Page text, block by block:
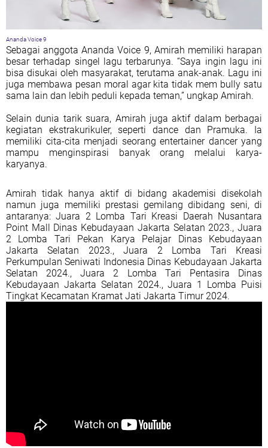
Ananda Voice 9
Sebagai anggota Ananda Voice 9, Amirah memiliki harapan
besar terhadap singel lagu terbarunya. “Saya ingin lagu ini
bisa disukai oleh masyarakat, terutama anak-anak. Lagu ini
juga membawa pesan moral agar kita tidak mem bully satu
sama lain dan lebih peduli kepada teman,” ungkap Amirah.
Selain dunia tarik suara, Amirah juga aktif dalam berbagai
kegiatan ekstrakurikuler, seperti dance dan Pramuka. Ia
memiliki cita-cita menjadi seorang entertainer dancer yang
mampu menginspirasi banyak orang melalui karya-
karyanya.
Amirah tidak hanya aktif di bidang akademisi disekolah
namun juga memiliki prestasi gemilang dibidang seni, di
antaranya: Juara 2 Lomba Tari Kreasi Daerah Nusantara
Point Mall Dinas Kebudayaan Jakarta Selatan 2023., Juara
2 Lomba Tari Pekan Karya Pelajar Dinas Kebudayaan
Jakarta Selatan 2023., Juara 2 Lomba Tari Kreasi
Perkumpulan Seniwati Indonesia Dinas Kebudayaan Jakarta
Selatan 2024., Juara 2 Lomba Tari Pentasira Dinas
Kebudayaan Jakarta Selatan 2024., Juara 1 Lomba Puisi
Tingkat Kecamatan Kramat Jati Jakarta Timur 2024.